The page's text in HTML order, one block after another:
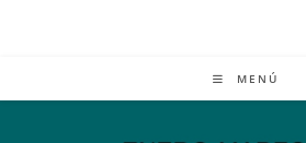
MENÚ